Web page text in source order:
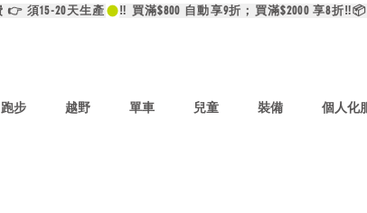
👉 須15-20天生產
跑步 越野 單車 兒童 裝備 個人化